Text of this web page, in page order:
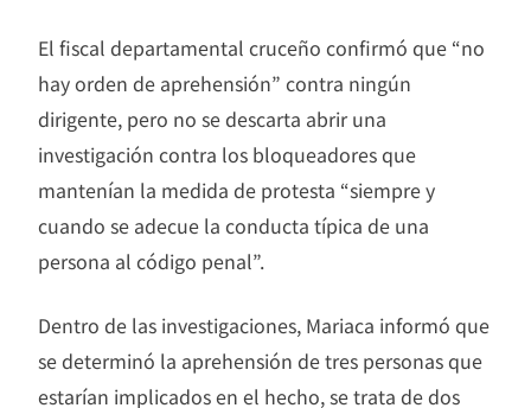
El fiscal departamental cruceño confirmó que “no
hay orden de aprehensión” contra ningún
dirigente, pero no se descarta abrir una
investigación contra los bloqueadores que
mantenían la medida de protesta “siempre y
cuando se adecue la conducta típica de una
persona al código penal”.
Dentro de las investigaciones, Mariaca informó que
se determinó la aprehensión de tres personas que
estarían implicados en el hecho, se trata de dos